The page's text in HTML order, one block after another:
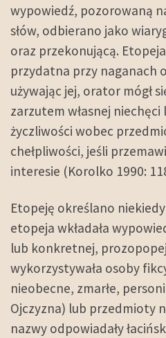
wypowiedź, pozorowaną
słów, odbierano jako
oraz przekonującą.
przydatna przy naganach
używając jej, orator mógł
zarzutem własnej
życzliwości wobec
chełpliwości, jeśli
interesie (Korolko 1990:
Etopeję określano
etopeja wkładała
lub konkretnej,
wykorzystywała osoby
nieobecne, zmarłe,
Ojczyzna) lub przedmioty
nazwy odpowiadały